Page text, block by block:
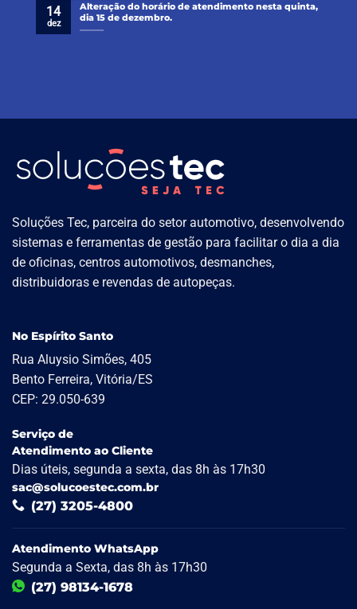
Alteração do horário de atendimento nesta quinta,
dia 15 de dezembro.
14
dez
Soluções Tec, parceira do setor automotivo, desenvolvendo
sistemas e ferramentas de gestão para facilitar o dia a dia
de oficinas, centros automotivos, desmanches,
distribuidoras e revendas de autopeças.
No Espírito Santo
Rua Aluysio Simões, 405
Bento Ferreira, Vitória/ES
CEP: 29.050-639
Serviço de
Atendimento ao Cliente
Dias úteis, segunda a sexta, das 8h às 17h30
sac@solucoestec.com.br
(27) 3205-4800
Atendimento WhatsApp
Segunda a Sexta, das 8h às 17h30
(27) 98134-1678